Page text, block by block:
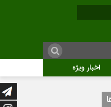
اخبار ویژه
آثار هنری ویژه ارتحال امام (ره)برگزار